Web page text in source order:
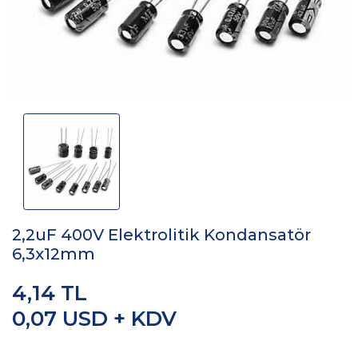
2,2uF 400V Elektrolitik Kondansatör
6,3x12mm
0,07 USD + KDV
4,14 TL